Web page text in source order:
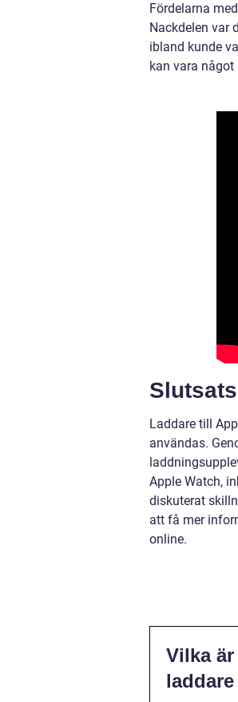
Fördelarna
Nackdelen var
ibland kunde
kan vara
Slutsats
Laddare till
användas.
Apple Watch,
diskuterat
att få mer
online.
Vilka